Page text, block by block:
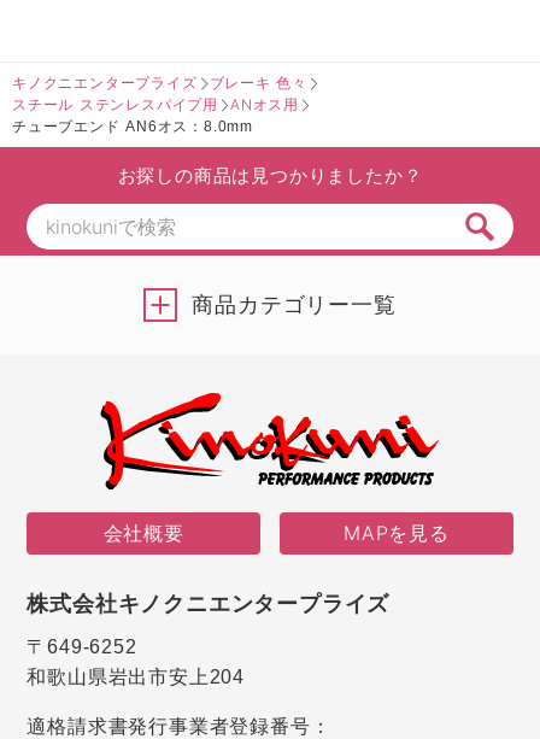
キノクニエンタープライズ
ブレーキ 色々
スチール ステンレスパイプ用
ANオス用
チューブエンド AN6オス：8.0mm
お探しの商品は見つかりましたか？
商品カテゴリー一覧
会社概要 MAPを見る
株式会社キノクニエンタープライズ
〒649-6252
和歌山県岩出市安上204
適格請求書発行事業者登録番号：